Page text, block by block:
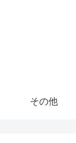
その他